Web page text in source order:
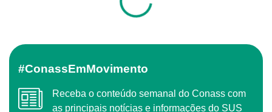
#ConassEmMovimento
Receba o conteúdo semanal do Conass com
as principais notícias e informações do SUS